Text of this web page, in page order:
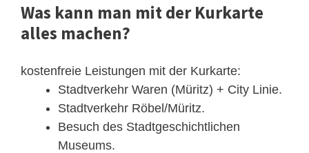
Was kann man mit der Kurkarte
alles machen?
kostenfreie Leistungen mit der Kurkarte:
Stadtverkehr Waren (Müritz) + City Linie.
Stadtverkehr Röbel/Müritz.
Besuch des Stadtgeschichtlichen
Museums.